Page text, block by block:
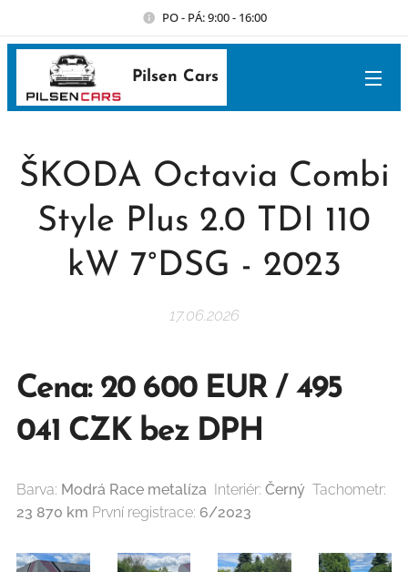
PO - PÁ: 9:00 - 16:00
Pilsen Cars
ŠKODA Octavia Combi
Style Plus 2.0 TDI 110
kW 7°DSG - 2023
17.06.2026
Cena: 20 600 EUR / 495
041 CZK bez DPH
Barva: Modrá Race metalíza Interiér: Černý Tachometr:
23 870 km První registrace: 6/2023